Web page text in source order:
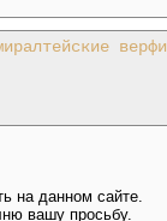
верфи
на данном сайте.
вашу просьбу.